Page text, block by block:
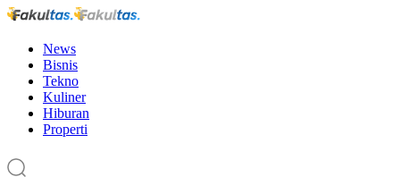
News
Bisnis
Tekno
Kuliner
Hiburan
Properti